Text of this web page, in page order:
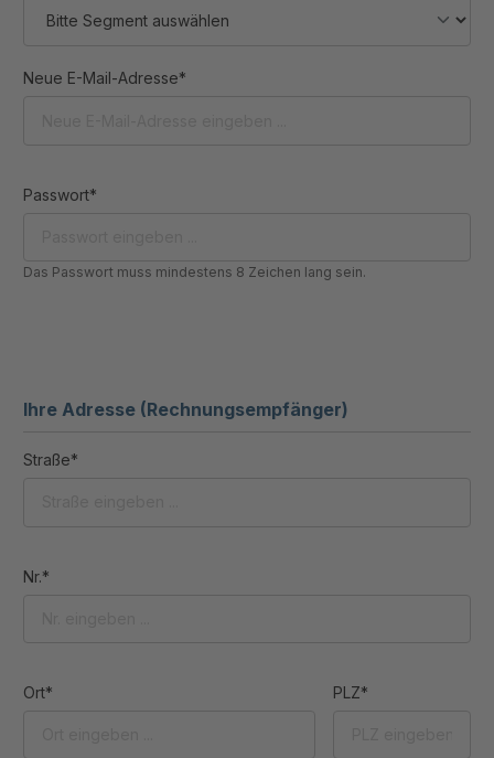
Neue E-Mail-Adresse*
Passwort*
Das Passwort muss mindestens 8 Zeichen lang sein.
Ihre Adresse (Rechnungsempfänger)
Straße*
Nr.*
Ort* PLZ*